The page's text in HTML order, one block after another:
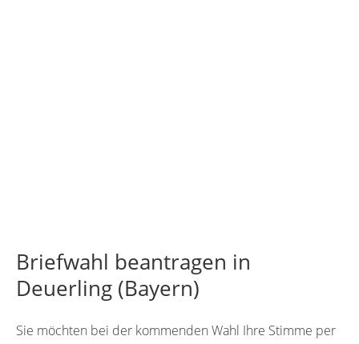
Briefwahl beantragen in
Deuerling (Bayern)
Sie möchten bei der kommenden Wahl Ihre Stimme per